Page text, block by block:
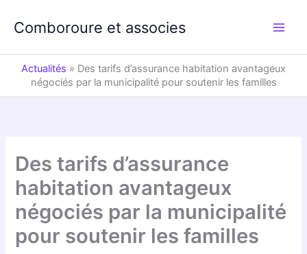
Comboroure et associes
Actualités » Des tarifs d’assurance habitation avantageux
négociés par la municipalité pour soutenir les familles
Des tarifs d’assurance
habitation avantageux
négociés par la municipalité
pour soutenir les familles